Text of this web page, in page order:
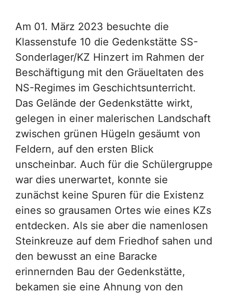
Am 01. März 2023 besuchte die
Klassenstufe 10 die Gedenkstätte SS-
Sonderlager/KZ Hinzert im Rahmen der
Beschäftigung mit den Gräueltaten des
NS-Regimes im Geschichtsunterricht.
Das Gelände der Gedenkstätte wirkt,
gelegen in einer malerischen Landschaft
zwischen grünen Hügeln gesäumt von
Feldern, auf den ersten Blick
unscheinbar. Auch für die Schülergruppe
war dies unerwartet, konnte sie
zunächst keine Spuren für die Existenz
eines so grausamen Ortes wie eines KZs
entdecken. Als sie aber die namenlosen
Steinkreuze auf dem Friedhof sahen und
den bewusst an eine Baracke
erinnernden Bau der Gedenkstätte,
bekamen sie eine Ahnung von den